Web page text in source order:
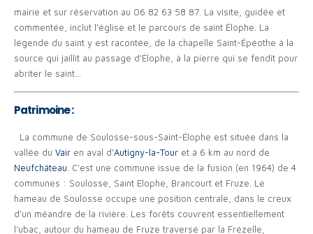
mairie et sur réservation au 06 82 63 58 87. La visite, guidée et
commentée, inclut l'église et le parcours de saint Élophe. La
légende du saint y est racontée, de la chapelle Saint-Épéothe à la
source qui jaillit au passage d'Élophe, à la pierre qui se fendit pour
abriter le saint...
Patrimoine :
La commune de Soulosse-sous-Saint-Élophe est située dans la
vallée du Vair en aval d'Autigny-la-Tour et à 6 km au nord de
Neufchâteau . C'est une commune issue de la fusion (en 1964) de 4
communes : Soulosse, Saint Elophe, Brancourt et Fruze. Le
hameau de Soulosse occupe une position centrale, dans le creux
d'un méandre de la rivière. Les forêts couvrent essentiellement
l'ubac, autour du hameau de Fruze traversé par la Frézelle,